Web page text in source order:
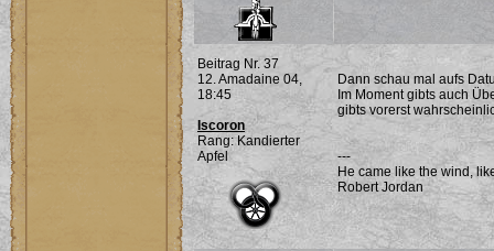
Beitrag Nr. 37
12. Amadaine 04,
18:45
Iscoron
Rang: Kandierter
Apfel
Dann schau mal aufs
Im Moment gibts auch
gibts vorerst
---
He came like the wind,
Robert Jordan